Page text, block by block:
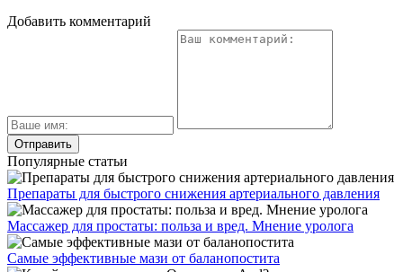
Добавить комментарий
Популярные статьи
Препараты для быстрого снижения артериального давления
Массажер для простаты: польза и вред. Мнение уролога
Самые эффективные мази от баланопостита